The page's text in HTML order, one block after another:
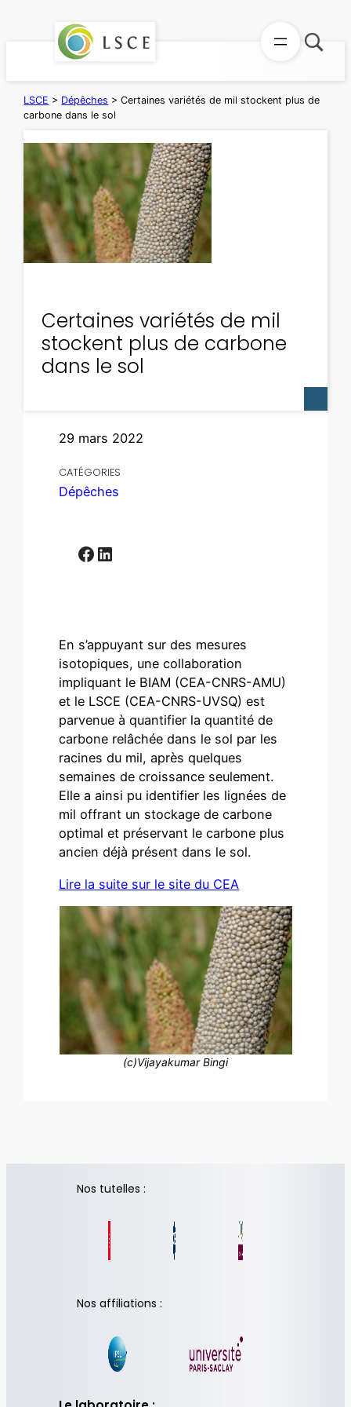
LSCE > Dépêches >Certaines variétés de mil stockent plus de
carbone dans le sol
Certaines variétés de mil
stockent plus de carbone
dans le sol
29 mars 2022
CATÉGORIES
Dépêches
Facebook LinkedIn
En s’appuyant sur des mesures
isotopiques, une collaboration
impliquant le BIAM (CEA-CNRS-AMU)
et le LSCE (CEA-CNRS-UVSQ) est
parvenue à quantifier la quantité de
carbone relâchée dans le sol par les
racines du mil, après quelques
semaines de croissance seulement.
Elle a ainsi pu identifier les lignées de
mil offrant un stockage de carbone
optimal et préservant le carbone plus
ancien déjà présent dans le sol.
Lire la suite sur le site du CEA
(c)Vijayakumar Bingi
Nos tutelles :
Nos affiliations :